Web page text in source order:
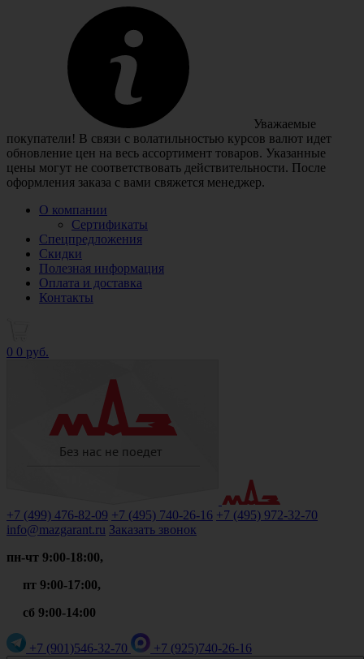
Уважаемые
покупатели! В связи с волатильностью курсов валют идет
обновление цен на весь ассортимент товаров. Указанные
цены могут не соответствовать действительности. После
оформления заказа с вами свяжется менеджер.
О компании
Сертификаты
Спецпредложения
Скидки
Полезная информация
Оплата и доставка
Контакты
0 0 руб.
+7 (499) 476-82-09 +7 (495) 740-26-16 +7 (495) 972-32-70
info@mazgarant.ru Заказать звонок
пн-чт 9:00-18:00,
пт 9:00-17:00,
сб 9:00-14:00
+7 (901)546-32-70 +7 (925)740-26-16